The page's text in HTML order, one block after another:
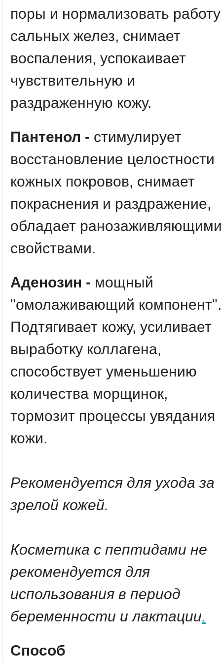
поры и нормализовать работу
сальных желез, снимает
воспаления, успокаивает
чувствительную и
раздраженную кожу.
Пантенол - стимулирует
восстановление целостности
кожных покровов, снимает
покраснения и раздражение,
обладает
свойствами.
Аденозин - мощный
"омолаживающий компонент".
Подтягивает кожу, усиливает
выработку коллагена,
способствует уменьшению
количества морщинок,
тормозит процессы увядания
кожи.
Рекомендуется для ухода за
зрелой кожей.
Косметика с пептидами не
рекомендуется для
использования в период
беременности и лактации.
Способ